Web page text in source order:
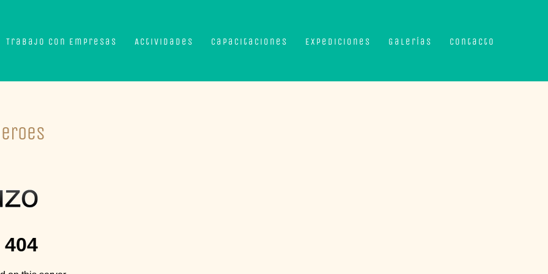
Trabajo con Empresas Actividades Capacitaciones Expediciones Galerías Contacto